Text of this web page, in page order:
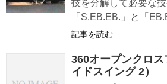
技を分解して必要な
「S.EB.EB.」と「
記事を読む
360オープンクロ
イドスイング 2）